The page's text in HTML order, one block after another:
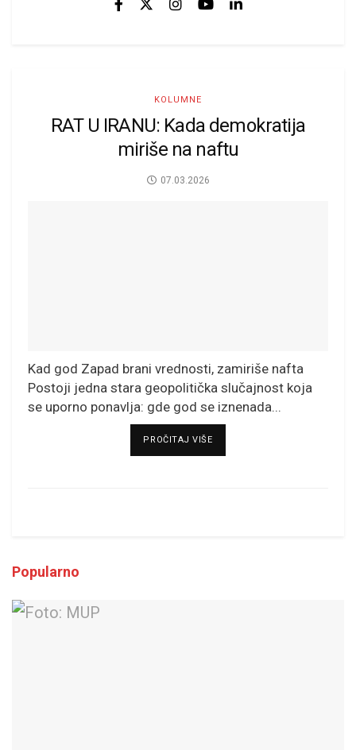
KOLUMNE
RAT U IRANU: Kada demokratija
miriše na naftu
07.03.2026
Kad god Zapad brani vrednosti, zamiriše nafta
Postoji jedna stara geopolitička slučajnost koja
se uporno ponavlja: gde god se iznenada...
PROČITAJ VIŠEDETAILS
Popularno